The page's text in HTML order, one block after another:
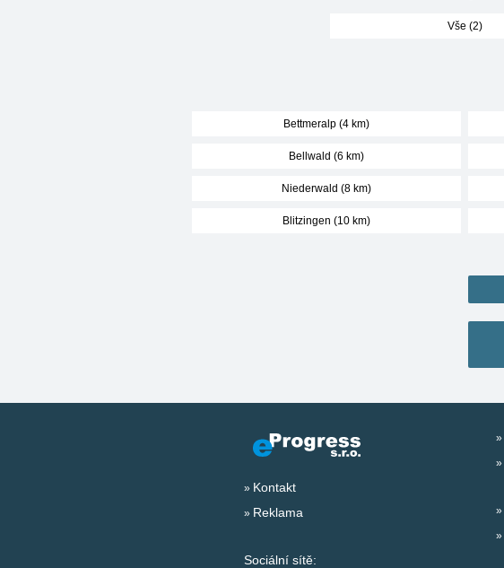
Vše (2)
Bettmeralp (4 km)
Bellwald (6 km)
Niederwald (8 km)
Blitzingen (10 km)
Kontakt
Reklama
Sociální sítě: